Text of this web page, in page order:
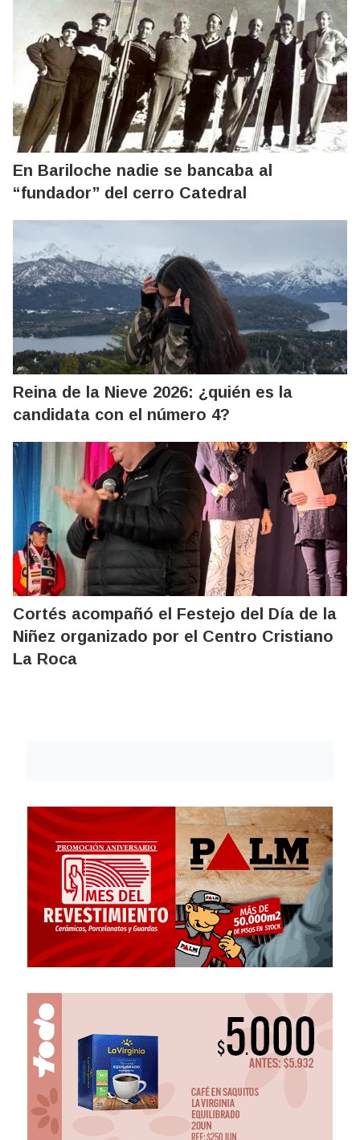
En Bariloche nadie se bancaba al
“fundador” del cerro Catedral
Reina de la Nieve 2026: ¿quién es la
candidata con el número 4?
Cortés acompañó el Festejo del Día de la
Niñez organizado por el Centro Cristiano
La Roca